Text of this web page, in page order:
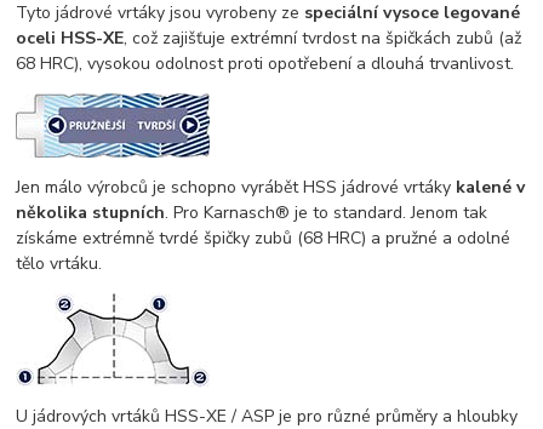
Tyto jádrové vrtáky jsou vyrobeny ze speciální vysoce legované
oceli HSS-XE, což zajišťuje extrémní tvrdost na špičkách zubů (až
68 HRC), vysokou odolnost proti opotřebení a dlouhá trvanlivost.
Jen málo výrobců je schopno vyrábět HSS jádrové vrtáky kalené v
několika stupních. Pro Karnasch® je to standard. Jenom tak
získáme extrémně tvrdé špičky zubů (68 HRC) a pružné a odolné
tělo vrtáku.
U jádrových vrtáků HSS-XE / ASP je pro různé průměry a hloubky